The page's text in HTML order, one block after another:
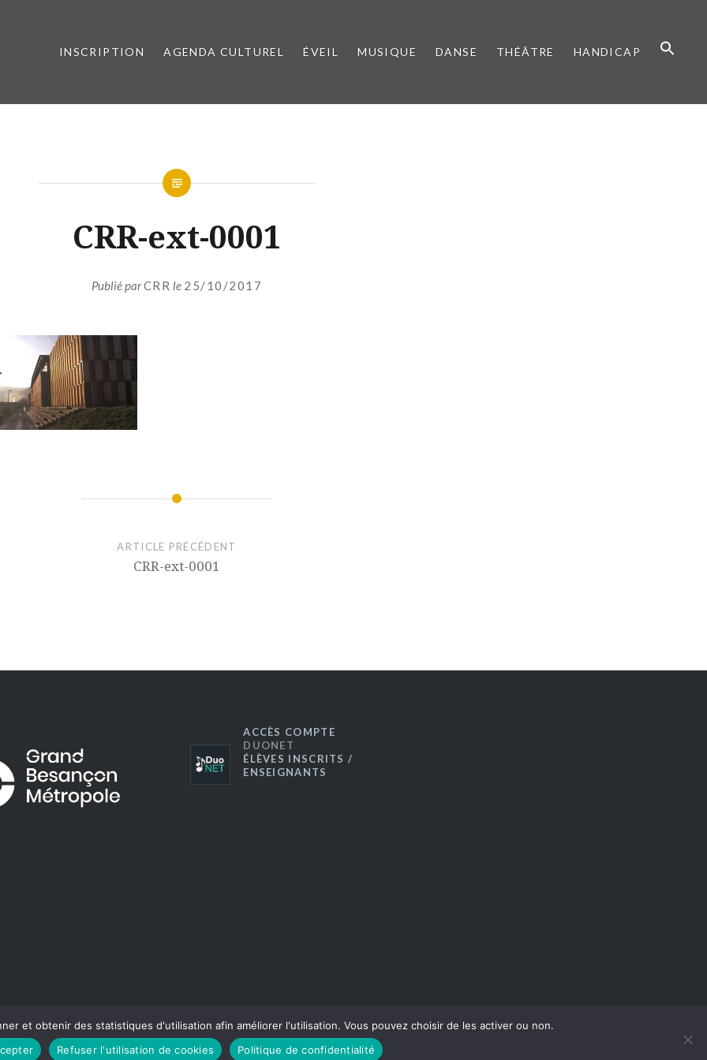
Métropole
INSCRIPTION AGENDA CULTUREL ÉVEIL MUSIQUE DANSE THÉÂTRE HANDICAP
CRR-ext-0001
Publié parCRR le 25/10/2017
ARTICLE PRÉCÉDENT
CRR-ext-0001
ACCÈS COMPTE
DUONET
ÉLÈVES INSCRITS /
ENSEIGNANTS
® CRR du Grand Besançon 2016|Thème Dyad parWordPress.com
et obtenir des statistiques d'utilisation afin améliorer l'utilisation. Vous pouvez choisir de les activer ou non.
Refuser l'utilisation de cookies Politique de confidentialité